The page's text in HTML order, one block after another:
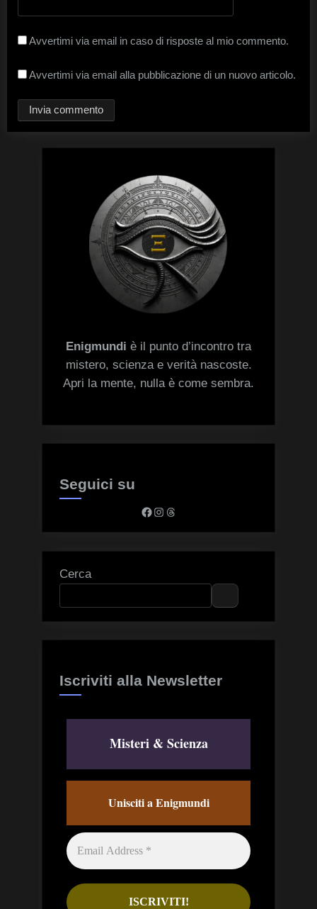
Avvertimi via email in caso di risposte al mio commento.
Avvertimi via email alla pubblicazione di un nuovo articolo.
Enigmundi è il punto d’incontro tra
mistero, scienza e verità nascoste.
Apri la mente, nulla è come sembra.
Seguici su
Facebook
Instagram
Threads
Cerca
Iscriviti alla Newsletter
Misteri & Scienza
Unisciti a Enigmundi